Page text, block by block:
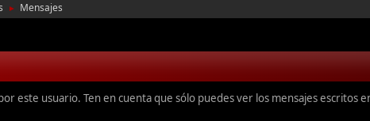
► Mensajes
este usuario. Ten en cuenta que sólo puedes ver los mensajes escritos